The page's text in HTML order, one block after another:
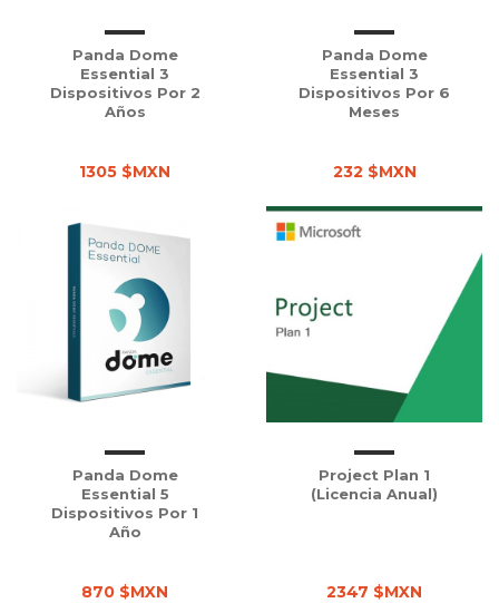
Panda Dome
Essential 3
Dispositivos Por 2
Años
1305 $MXN
Panda Dome
Essential 3
Dispositivos Por 6
Meses
232 $MXN
Panda Dome
Essential 5
Dispositivos Por 1
Año
870 $MXN
Project Plan 1
(Licencia Anual)
2347 $MXN